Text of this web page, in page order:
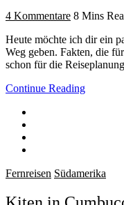
4 Kommentare 8 Mins
Heute möchte ich dir ein
Weg geben. Fakten, die
schon für die
Continue Reading
Fernreisen Südamerika